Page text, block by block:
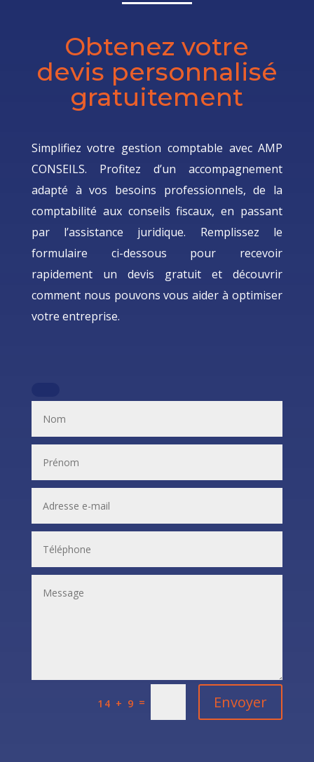
Obtenez votre
devis personnalisé
gratuitement
Simplifiez votre gestion comptable avec AMP
CONSEILS. Profitez d’un accompagnement
adapté à vos besoins professionnels, de la
comptabilité aux conseils fiscaux, en passant
par l’assistance juridique. Remplissez le
formulaire ci-dessous pour recevoir
rapidement un devis gratuit et découvrir
comment nous pouvons vous aider à optimiser
votre entreprise.
14 + 9 = Envoyer